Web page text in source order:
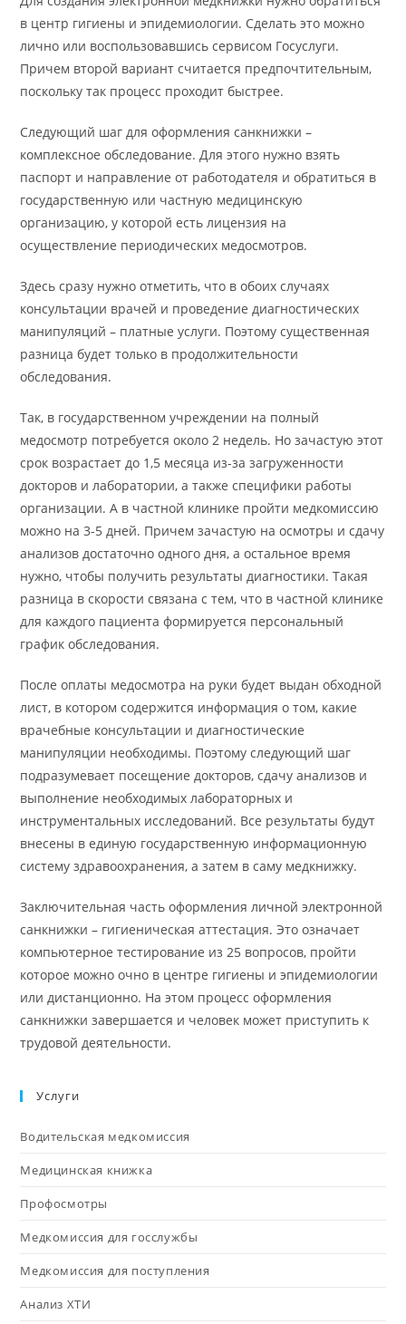
в центр гигиены и эпидемиологии. Сделать это можно
лично или воспользовавшись сервисом Госуслуги.
Причем второй вариант считается предпочтительным,
поскольку так процесс проходит быстрее.
Следующий шаг для оформления санкнижки –
комплексное обследование. Для этого нужно взять
паспорт и направление от работодателя и обратиться в
государственную или частную медицинскую
организацию, у которой есть лицензия на
осуществление периодических медосмотров.
Здесь сразу нужно отметить, что в обоих случаях
консультации врачей и проведение диагностических
манипуляций – платные услуги. Поэтому существенная
разница будет только в продолжительности
обследования.
Так, в государственном учреждении на полный
медосмотр потребуется около 2 недель. Но зачастую этот
срок возрастает до 1,5 месяца из-за загруженности
докторов и лаборатории, а также специфики работы
организации. А в частной клинике пройти медкомиссию
можно на 3-5 дней. Причем зачастую на осмотры и сдачу
анализов достаточно одного дня, а остальное время
нужно, чтобы получить результаты диагностики. Такая
разница в скорости связана с тем, что в частной клинике
для каждого пациента формируется персональный
график обследования.
После оплаты медосмотра на руки будет выдан обходной
лист, в котором содержится информация о том, какие
врачебные консультации и диагностические
манипуляции необходимы. Поэтому следующий шаг
подразумевает посещение докторов, сдачу анализов и
выполнение необходимых лабораторных и
инструментальных исследований. Все результаты будут
внесены в единую государственную информационную
систему здравоохранения, а затем в саму медкнижку.
Заключительная часть оформления личной электронной
санкнижки – гигиеническая аттестация. Это означает
компьютерное тестирование из 25 вопросов, пройти
которое можно очно в центре гигиены и эпидемиологии
или дистанционно. На этом процесс оформления
санкнижки завершается и человек может приступить к
трудовой деятельности.
Услуги
Водительская медкомиссия
Медицинская книжка
Профосмотры
Медкомиссия для госслужбы
Медкомиссия для поступления
Анализ ХТИ